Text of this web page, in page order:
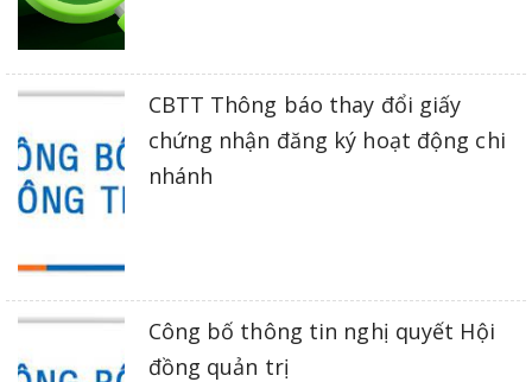
CBTT Thông báo thay đổi giấy
chứng nhận đăng ký hoạt động chi
nhánh
Công bố thông tin nghị quyết Hội
đồng quản trị